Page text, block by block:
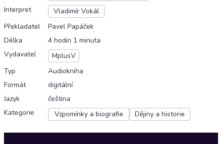
Interpret
Vladimír Vokál
Překladatel
Pavel Papáček
Délka
4 hodin 1 minuta
Vydavatel
MplusV
Typ
Audiokniha
Formát
digitální
Jazyk
čeština
Kategorie
Vzpomínky a biografie Dějiny a historie